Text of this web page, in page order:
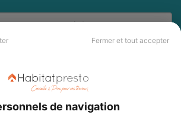
Fermer et tout accepter
de navigation
DEMANDER UN DEVIS